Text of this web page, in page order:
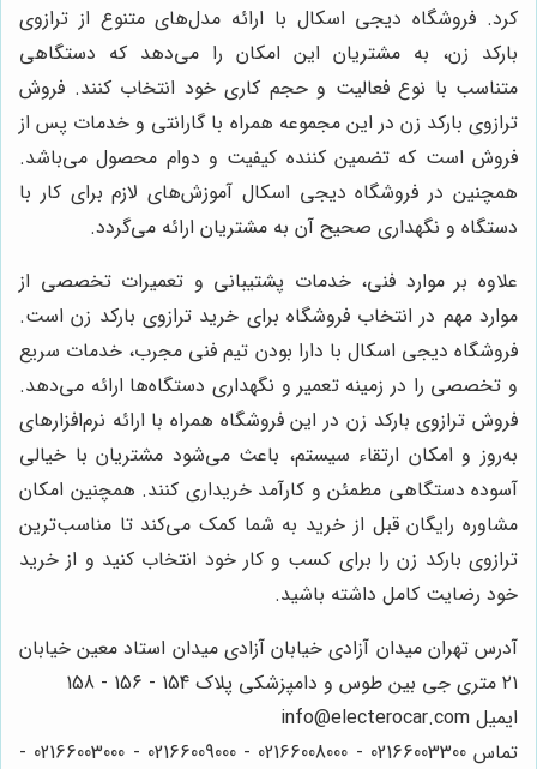
کرد. فروشگاه دیجی اسکال با ارائه مدل‌های متنوع از ترازوی
بارکد زن، به مشتریان این امکان را می‌دهد که دستگاهی
متناسب با نوع فعالیت و حجم کاری خود انتخاب کنند. فروش
ترازوی بارکد زن در این مجموعه همراه با گارانتی و خدمات پس از
فروش است که تضمین کننده کیفیت و دوام محصول می‌باشد.
همچنین در فروشگاه دیجی اسکال آموزش‌های لازم برای کار با
دستگاه و نگهداری صحیح آن به مشتریان ارائه می‌گردد.
علاوه بر موارد فنی، خدمات پشتیبانی و تعمیرات تخصصی از
موارد مهم در انتخاب فروشگاه برای خرید ترازوی بارکد زن است.
فروشگاه دیجی اسکال با دارا بودن تیم فنی مجرب، خدمات سریع
و تخصصی را در زمینه تعمیر و نگهداری دستگاه‌ها ارائه می‌دهد.
فروش ترازوی بارکد زن در این فروشگاه همراه با ارائه نرم‌افزارهای
به‌روز و امکان ارتقاء سیستم، باعث می‌شود مشتریان با خیالی
آسوده دستگاهی مطمئن و کارآمد خریداری کنند. همچنین امکان
مشاوره رایگان قبل از خرید به شما کمک می‌کند تا مناسب‌ترین
ترازوی بارکد زن را برای کسب و کار خود انتخاب کنید و از خرید
خود رضایت کامل داشته باشید.
آدرس تهران میدان آزادی خیابان آزادی میدان استاد معین خیابان
۲۱ متری جی بین طوس و دامپزشکی پلاک 154 - 156 - 158
ایمیل info@electerocar.com
تماس 02166003300 - 02166008000 - 02166009000 - 02166003000 -